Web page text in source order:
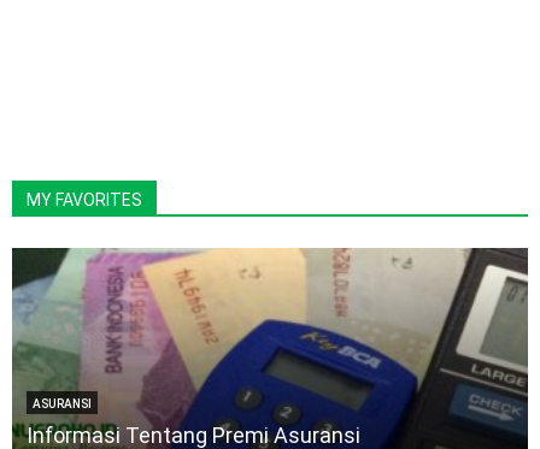
MY FAVORITES
ASURANSI
Informasi Tentang Premi Asuransi